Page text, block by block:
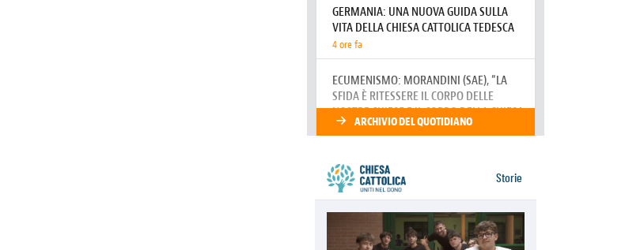
07.08.2026
l'empatia per il dolore altrui"
07.08.2026
Uruguay, il presidente dei vescovi:
la visita del Papa dono per tutto il
Paese